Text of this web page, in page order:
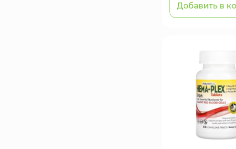
Добавить в